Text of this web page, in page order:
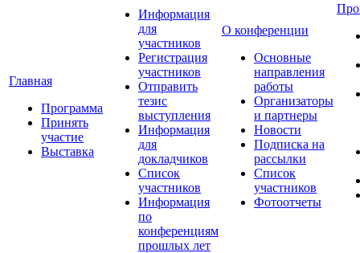
Главная
Программа
Принять
участие
Выставка
Информация
для
участников
Регистрация
участников
Отправить
тезис
выступления
Информация
для
докладчиков
Список
участников
Информация
по
конференциям
прошлых лет
О конференции
Основные
направления
работы
Организаторы
и партнеры
Новости
Подписка на
рассылки
Список
участников
Фотоотчеты